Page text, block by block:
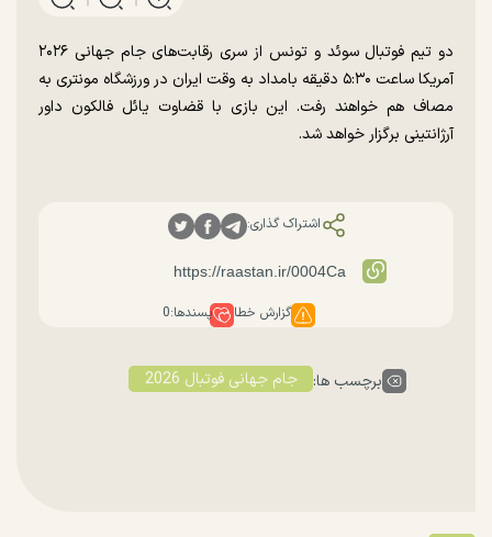
دو تیم فوتبال سوئد و تونس از سری رقابت‌های جام جهانی ۲۰۲۶
آمریکا ساعت ۵:۳۰ دقیقه بامداد به وقت ایران در ورزشگاه مونتری به
مصاف هم خواهند رفت. این بازی با قضاوت یائل فالکون داور
آرژانتینی برگزار خواهد شد.
اشتراک گذاری:
گزارش خطا پسندها:0
برچسب ها: جام جهانی فوتبال 2026